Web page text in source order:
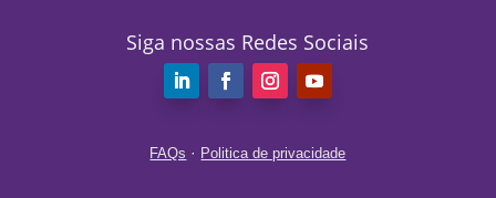
Siga nossas Redes Sociais
FAQs · Politica de privacidade